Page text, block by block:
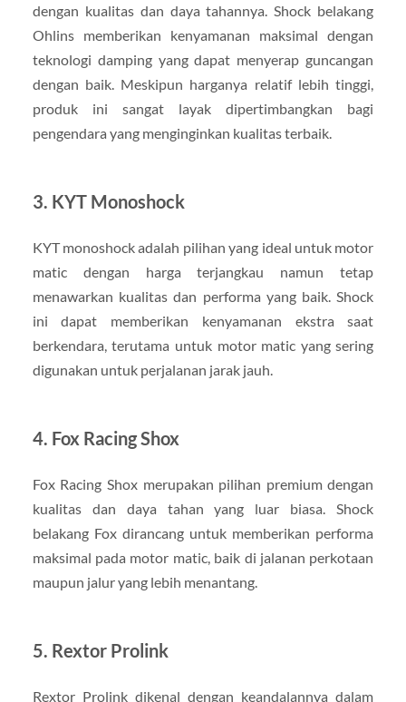
dengan kualitas dan daya tahannya. Shock belakang
Ohlins memberikan kenyamanan maksimal dengan
teknologi damping yang dapat menyerap guncangan
dengan baik. Meskipun harganya relatif lebih tinggi,
produk ini sangat layak dipertimbangkan bagi
pengendara yang menginginkan kualitas terbaik.
3. KYT Monoshock
KYT monoshock adalah pilihan yang ideal untuk motor
matic dengan harga terjangkau namun tetap
menawarkan kualitas dan performa yang baik. Shock
ini dapat memberikan kenyamanan ekstra saat
berkendara, terutama untuk motor matic yang sering
digunakan untuk perjalanan jarak jauh.
4. Fox Racing Shox
Fox Racing Shox merupakan pilihan premium dengan
kualitas dan daya tahan yang luar biasa. Shock
belakang Fox dirancang untuk memberikan performa
maksimal pada motor matic, baik di jalanan perkotaan
maupun jalur yang lebih menantang.
5. Rextor Prolink
Rextor Prolink dikenal dengan keandalannya dalam